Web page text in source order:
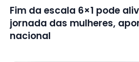
Fim da escala 6×1 pode
jornada das mulheres,
nacional